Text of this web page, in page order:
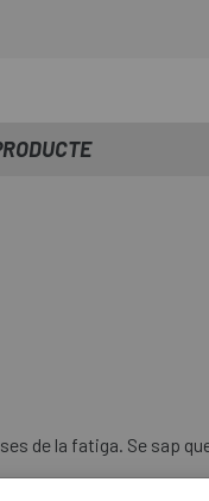
de la fatiga. Se sap